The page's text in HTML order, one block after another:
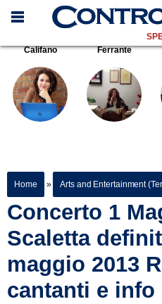
Califano
Ferrante
Home » Arts and Entertainment
Concerto 1
Scaletta
maggio 2013
cantanti e info